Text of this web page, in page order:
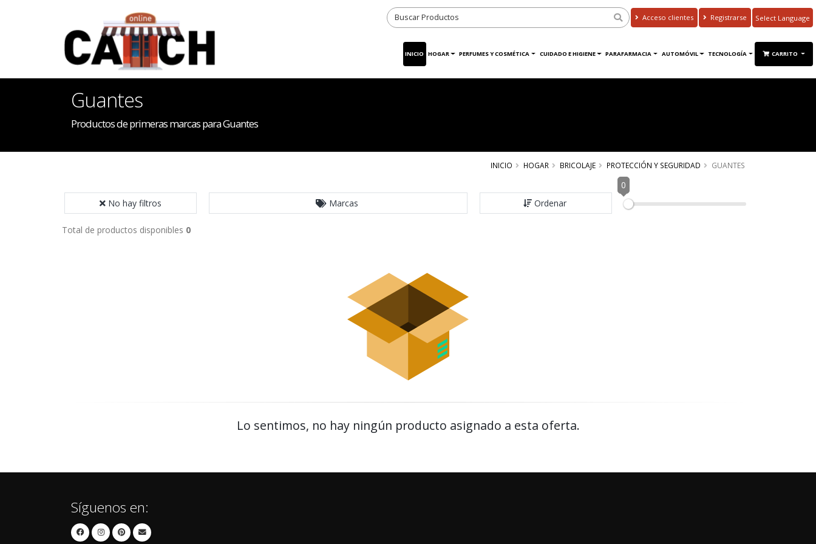
Acceso clientes Registrarse
Translate
INICIO HOGAR PERFUMES Y COSMÉTICA CUIDADO E HIGIENE PARAFARMACIA AUTOMÓVIL TECNOLOGÍA CARRITO
Guantes
Productos de primeras marcas para Guantes
INICIO HOGAR BRICOLAJE PROTECCIÓN Y SEGURIDAD GUANTES
No hay filtros Marcas Ordenar
0
Total de productos disponibles 0
Lo sentimos, no hay ningún producto asignado a esta oferta.
Síguenos en: